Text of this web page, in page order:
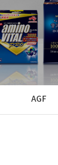
사업
공고
는 길
AGF